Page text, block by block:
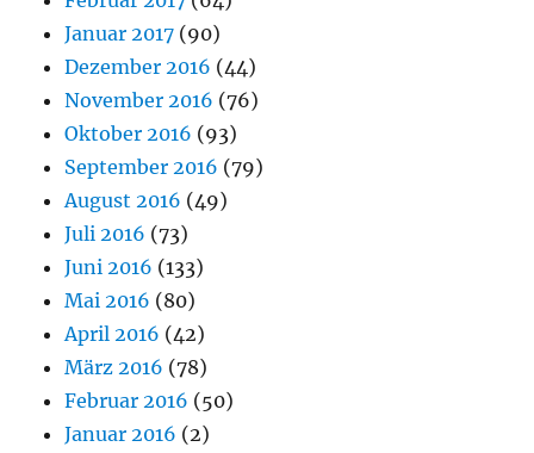
Januar 2017 (90)
Dezember 2016 (44)
November 2016 (76)
Oktober 2016 (93)
September 2016 (79)
August 2016 (49)
Juli 2016 (73)
Juni 2016 (133)
Mai 2016 (80)
April 2016 (42)
März 2016 (78)
Februar 2016 (50)
Januar 2016 (2)